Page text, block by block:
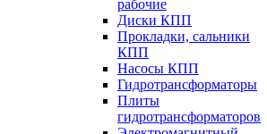
рабочие
Диски КПП
Прокладки, сальники
КПП
Насосы КПП
Гидротрансформаторы
Плиты
гидротрансформаторов